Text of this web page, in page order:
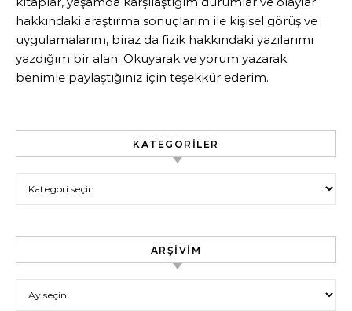
hakkındaki araştırma sonuçlarım ile kişisel görüş ve
uygulamalarım, biraz da fizik hakkındaki yazılarımı
yazdığım bir alan. Okuyarak ve yorum yazarak
benimle paylaştığınız için teşekkür ederim.
KATEGORILER
ARŞIVIM